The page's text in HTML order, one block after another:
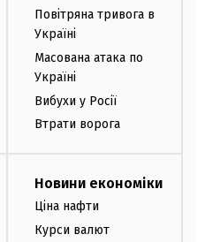
Повітряна тривога в
Україні
Масована атака по
Україні
Вибухи у Росії
Втрати ворога
Новини економіки
Ціна нафти
Курси валют